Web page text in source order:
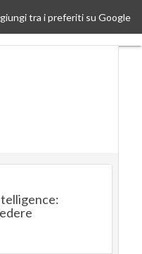
tra i preferiti su Google